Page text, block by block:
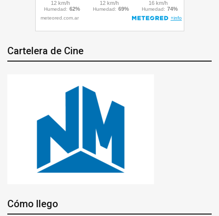
Cartelera de Cine
Cómo llego